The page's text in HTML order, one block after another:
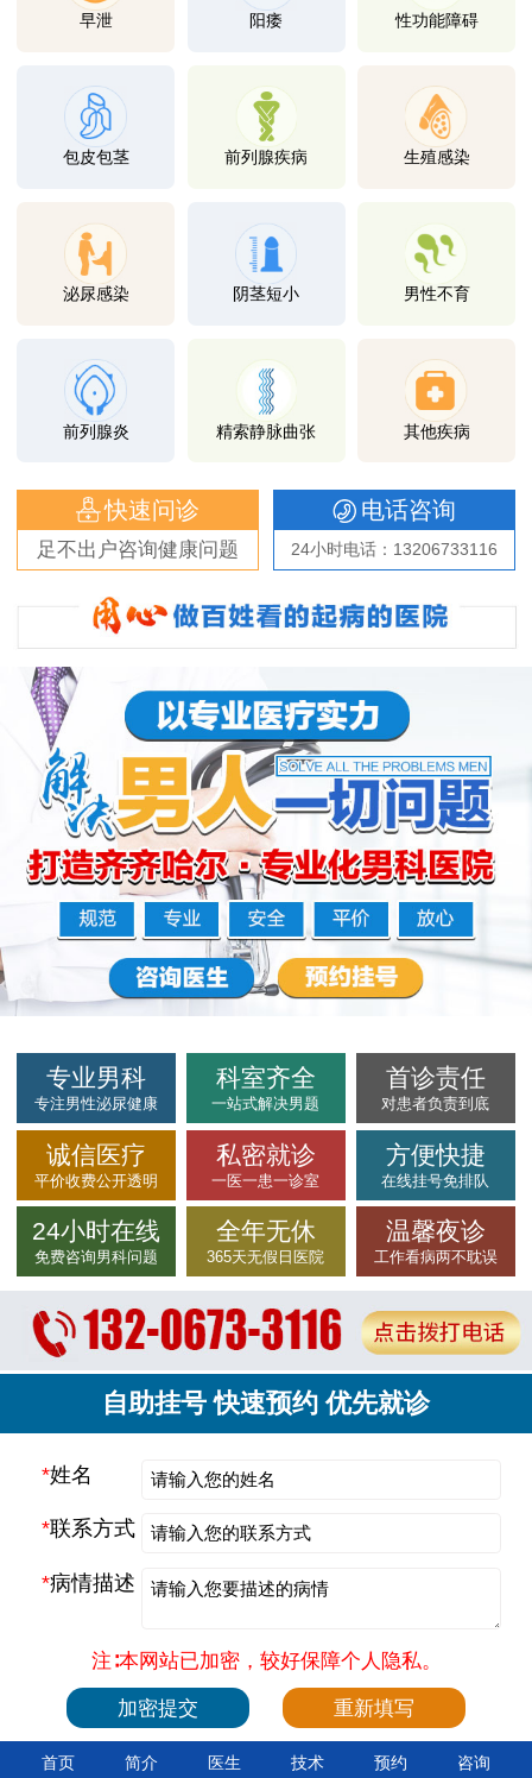
早泄 阳痿 性功能障碍
包皮包茎 前列腺疾病 生殖感染
泌尿感染 阴茎短小 男性不育
前列腺炎 精索静脉曲张 其他疾病
快速问诊
足不出户咨询健康问题
电话咨询
24小时电话：13206733116
专业男科
专注男性泌尿健康
科室齐全
一站式解决男题
首诊责任
对患者负责到底
诚信医疗
平价收费公开透明
私密就诊
一医一患一诊室
方便快捷
在线挂号免排队
24小时在线
免费咨询男科问题
全年无休
365天无假日医院
温馨夜诊
工作看病两不耽误
自助挂号 快速预约 优先就诊
*姓名
*联系方式
*病情描述
注∶本网站已加密，较好保障个人隐私。
首页 简介 医生 技术 预约 咨询